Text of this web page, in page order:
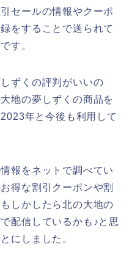
セールの情報やクーポ
をすることで送られて
す。
ずくの評判がいいの
地の夢しずくの商品を
年と今後も利用して
報をネットで調べてい
得な割引クーポンや割
しかしたら北の大地の
配信しているかも♪と思
にしました。